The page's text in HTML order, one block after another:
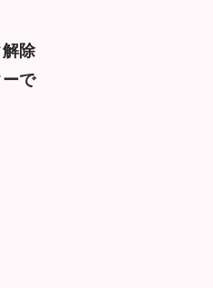
除
で